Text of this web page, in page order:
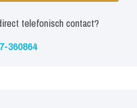
telefonisch contact?
360864